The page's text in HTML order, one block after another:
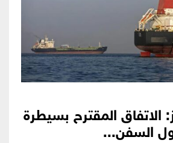
الاتفاق المقترح بسيطرة
السفن...